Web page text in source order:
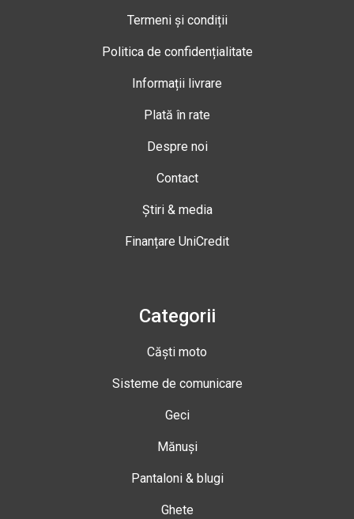
Termeni și condiții
Politica de confidențialitate
Informații livrare
Plată în rate
Despre noi
Contact
Știri & media
Finanțare UniCredit
Categorii
Căști moto
Sisteme de comunicare
Geci
Mănuși
Pantaloni & blugi
Ghete